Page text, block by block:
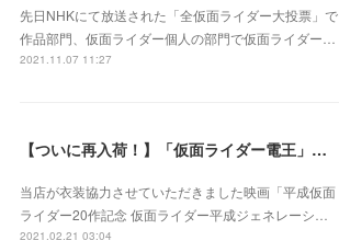
先日NHKにて放送された「全仮面ライダー大投票」で
作品部門、仮面ライダー個人の部門で仮面ライダー…
2021.11.07 11:27
【ついに再入荷！】「仮面ライダー電王」で使用したメガネが復活！！No NAME 4673 ブラック/クリアー
当店が衣装協力させていただきました映画「平成仮面
ライダー20作記念 仮面ライダー平成ジェネレーシ…
2021.02.21 03:04